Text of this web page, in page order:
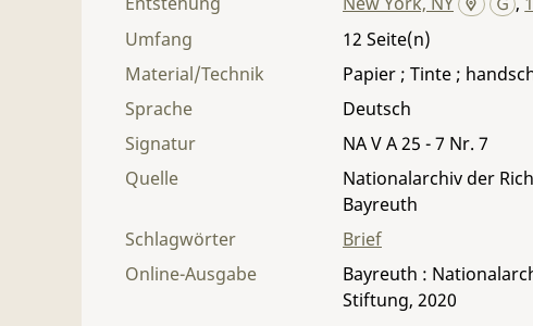
Umfang
12
Material/Technik
Papier ; Tinte ;
Sprache
Deutsch
Signatur
NA V A 25 - 7 Nr. 7
Quelle
Nationalarchiv der
Bayreuth
Schlagwörter
Brief
Online-Ausgabe
Bayreuth :
Stiftung, 2020